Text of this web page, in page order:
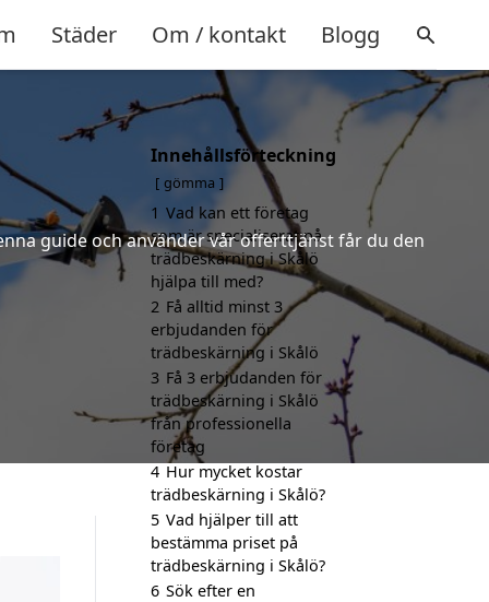
Städer Om / kontakt Blogg
guide och använder vår offerttjänst får du den
Innehållsförteckning
gömma
1 Vad kan ett företag
som är specialiserat på
trädbeskärning i Skålö
hjälpa till med?
2 Få alltid minst 3
erbjudanden för
trädbeskärning i Skålö
3 Få 3 erbjudanden för
trädbeskärning i Skålö
från professionella
företag
4 Hur mycket kostar
trädbeskärning i Skålö?
5 Vad hjälper till att
bestämma priset på
trädbeskärning i Skålö?
6 Sök efter en